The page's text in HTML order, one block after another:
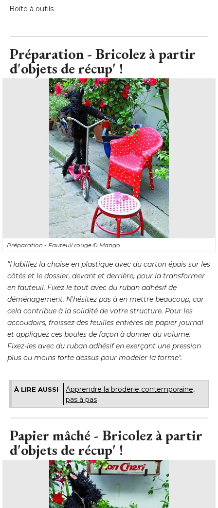
 Boîte à outils
Préparation - Bricolez à partir
d'objets de récup' !
Préparation - Fauteuil rouge © Mango
"Habillez la chaise en plastique avec du carton épais sur les
côtés et le dossier, devant et derrière, pour la transformer
en fauteuil. Fixez le tout avec du ruban adhésif de
déménagement. N'hésitez pas à en mettre beaucoup, car
cela contribue à la solidité de votre structure. Pour les
accoudoirs, froissez des feuilles entières de papier journal
et appliquez ces boules de façon à donner du volume.
Fixez-les avec du ruban adhésif en exerçant une pression
plus ou moins forte dessus pour modeler la forme".
À LIRE AUSSI
Apprendre la broderie contemporaine,
pas à pas
Papier mâché - Bricolez à partir
d'objets de récup' !